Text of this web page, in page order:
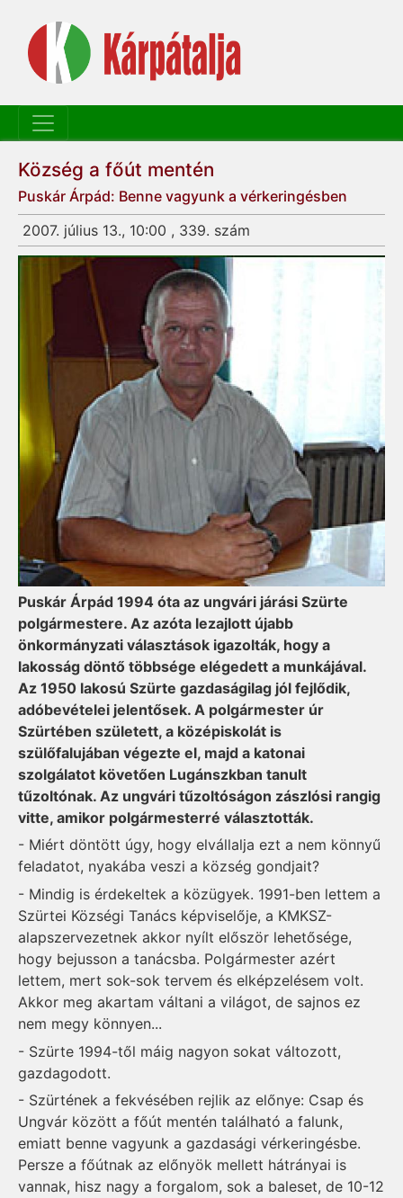
Község a főút mentén
Puskár Árpád: Benne vagyunk a vérkeringésben
2007. július 13., 10:00 , 339. szám
Puskár Árpád 1994 óta az ungvári járási Szürte
polgármestere. Az azóta lezajlott újabb
önkormányzati választások igazolták, hogy a
lakosság döntő többsége elégedett a munkájával.
Az 1950 lakosú Szürte gazdaságilag jól fejlődik,
adóbevételei jelentősek. A polgármester úr
Szürtében született, a középiskolát is
szülőfalujában végezte el, majd a katonai
szolgálatot követően Lugánszkban tanult
tűzoltónak. Az ungvári tűzoltóságon zászlósi rangig
vitte, amikor polgármesterré választották.
- Miért döntött úgy, hogy elvállalja ezt a nem könnyű
feladatot, nyakába veszi a község gondjait?
- Mindig is érdekeltek a közügyek. 1991-ben lettem a
Szürtei Községi Tanács képviselője, a KMKSZ-
alapszervezetnek akkor nyílt először lehetősége,
hogy bejusson a tanácsba. Polgármester azért
lettem, mert sok-sok tervem és elképzelésem volt.
Akkor meg akartam váltani a világot, de sajnos ez
nem megy könnyen...
- Szürte 1994-től máig nagyon sokat változott,
gazdagodott.
- Szürtének a fekvésében rejlik az előnye: Csap és
Ungvár között a főút mentén található a falunk,
emiatt benne vagyunk a gazdasági vérkeringésbe.
Persze a főútnak az előnyök mellett hátrányai is
vannak, hisz nagy a forgalom, sok a baleset, de 10-12